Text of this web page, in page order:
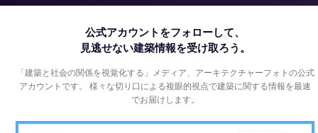
公式アカウントをフォローして、
見逃せない建築情報を受け取ろう。
「建築と社会の関係を視覚化する」メディア、アーキテクチャーフォトの公式
アカウントです。様々な切り口による複眼的視点で建築に関する情報を最速
でお届けします。